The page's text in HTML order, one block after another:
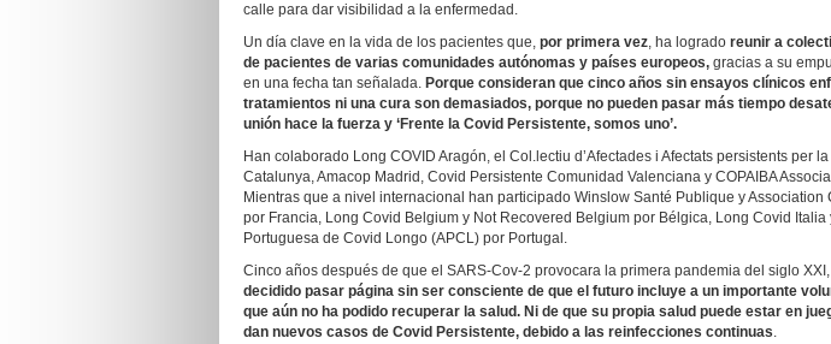
calle para dar visibilidad a la enfermedad.
Un día clave en la vida de los pacientes que, por primera vez, ha logrado reunir a
de pacientes de varias comunidades autónomas y países europeos, gracias a su
en una fecha tan señalada. Porque consideran que cinco años sin ensayos clínicos
tratamientos ni una cura son demasiados, porque no pueden pasar más tiempo
unión hace la fuerza y ‘Frente la Covid Persistente, somos uno’.
Han colaborado Long COVID Aragón, el Col.lectiu d’Afectades i Afectats persistents per
Catalunya, Amacop Madrid, Covid Persistente Comunidad Valenciana y COPAIBA
Mientras que a nivel internacional han participado Winslow Santé Publique y Association
por Francia, Long Covid Belgium y Not Recovered Belgium por Bélgica, Long Covid Italia
Portuguesa de Covid Longo (APCL) por Portugal.
Cinco años después de que el SARS-Cov-2 provocara la primera pandemia del siglo XXI,
decidido pasar página sin ser consciente de que el futuro incluye a un importante
que aún no ha podido recuperar la salud. Ni de que su propia salud puede estar en
dan nuevos casos de Covid Persistente, debido a las reinfecciones continuas.